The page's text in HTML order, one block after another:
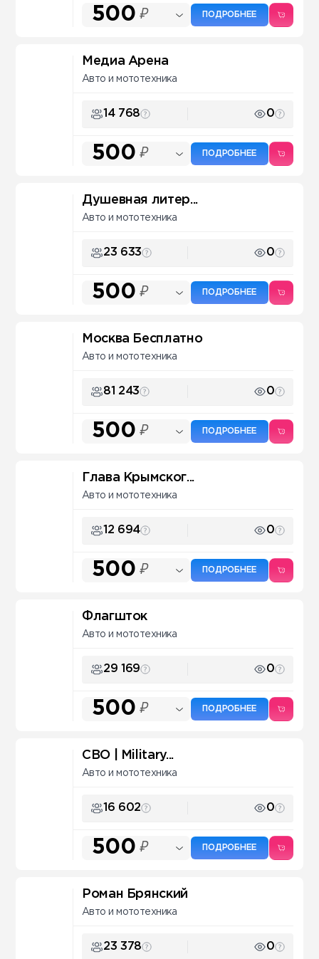
500 ₽ ПОДРОБНЕЕ
Медиа Арена
Авто и мототехника
14 768 0
500 ₽ ПОДРОБНЕЕ
Душевная литер...
Авто и мототехника
23 633 0
500 ₽ ПОДРОБНЕЕ
Москва Бесплатно
Авто и мототехника
81 243 0
500 ₽ ПОДРОБНЕЕ
Глава Крымског...
Авто и мототехника
12 694 0
500 ₽ ПОДРОБНЕЕ
Флагшток
Авто и мототехника
29 169 0
500 ₽ ПОДРОБНЕЕ
СВО | Military...
Авто и мототехника
16 602 0
500 ₽ ПОДРОБНЕЕ
Роман Брянский
Авто и мототехника
23 378 0